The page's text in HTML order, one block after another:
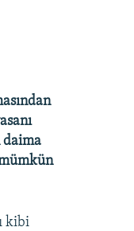
daima
kibi